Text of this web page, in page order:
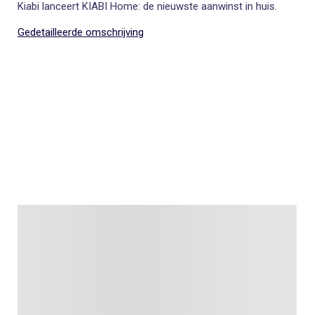
Kiabi lanceert KIABI Home: de nieuwste aanwinst in huis.
Gedetailleerde omschrijving